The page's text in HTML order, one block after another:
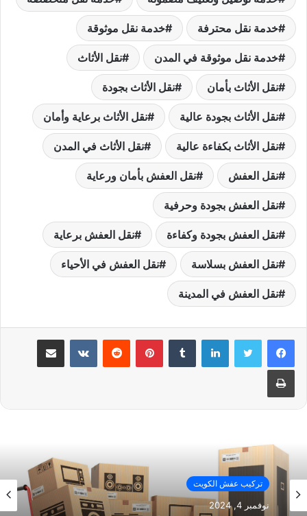
خدمة نقل محترفة خدمة نقل موثوقة
خدمة نقل موثوقة في المدن نقل الأثاث
نقل الأثاث بأمان نقل الأثاث بجودة
نقل الأثاث بجودة عالية نقل الأثاث برعاية وأمان
نقل الأثاث بكفاءة عالية نقل الأثاث في المدن
نقل العفش نقل العفش بأمان ورعاية
نقل العفش بجودة وحرفية
نقل العفش بجودة وكفاءة نقل العفش برعاية
نقل العفش بسلاسة نقل العفش في الأحياء
نقل العفش في المدينة
لينكدإن بينتيريست مشاركة عبر البريد
طباعة
تركيب عفش الكويت
نوفمبر 4, 2024